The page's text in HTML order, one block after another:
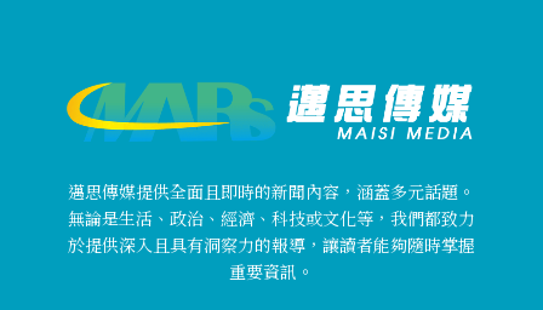
邁思傳媒提供全面且即時的新聞內容，涵蓋多元話題。
無論是生活、政治、經濟、科技或文化等，我們都致力
於提供深入且具有洞察力的報導，讓讀者能夠隨時掌握
重要資訊。